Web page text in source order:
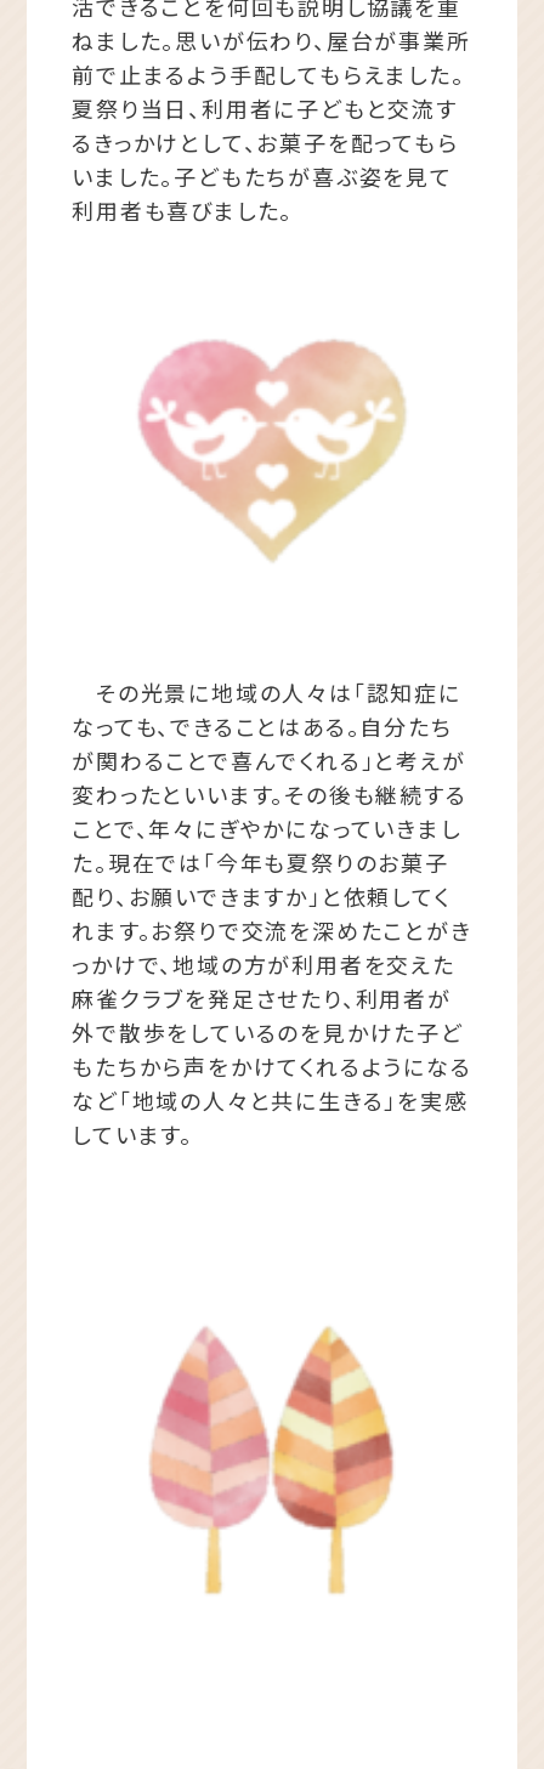
ねました。思いが伝わり、屋台が事業所
前で止まるよう手配してもらえました。
夏祭り当日、利用者に子どもと交流す
るきっかけとして、お菓子を配ってもら
いました。子どもたちが喜ぶ姿を見て
利用者も喜びました。
その光景に地域の人々は「認知症に
なっても、できることはある。自分たち
が関わることで喜んでくれる」と考えが
変わったといいます。その後も継続する
ことで、年々にぎやかになっていきまし
た。現在では「今年も夏祭りのお菓子
配り、お願いできますか」と依頼してく
れます。お祭りで交流を深めたことがき
っかけで、地域の方が利用者を交えた
麻雀クラブを発足させたり、利用者が
外で散歩をしているのを見かけた子ど
もたちから声をかけてくれるようになる
など「地域の人々と共に生きる」を実感
しています。